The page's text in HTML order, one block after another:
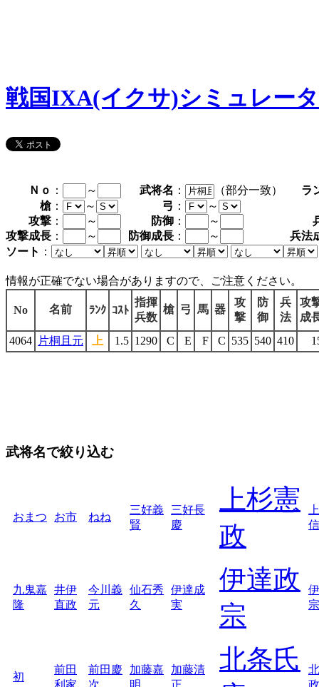
戦国IXA(イクサ)シミュレー
Ｎｏ ： ～ 武将名 ： （部分一致）
ラ
槍 ： ～ 弓 ：
～
攻撃 ： ～ 防御 ： ～
攻撃成長 ： ～ 防御成長 ： ～
兵法
ソート ：
情報が正確でない場合がありますので、ご注意ください。
No 名前 ﾗﾝｸ ｺｽﾄ
指揮
兵数
槍 弓 馬 器
攻
撃
防
御
兵
法
攻
成
4064
片桐且元 上 1.5 1290 C E F C 535 540 410
武将名で絞り込む
おまつ お市 ねね
三好義
賢
三好長
慶
上杉憲
政
信
九鬼嘉
隆
井伊
直政
今川義
元
仙石秀
久
伊達成
実
伊達政
宗
宗
初
前田
前田慶
加藤嘉
加藤清
北条氏